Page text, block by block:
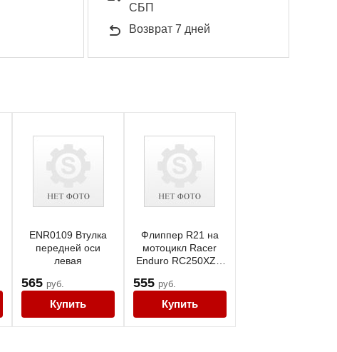
СБП
Возврат 7 дней
ENR0109 Втулка
передней оси
левая
565 руб.
Купить
Флиппер R21 на
мотоцикл Racer
Enduro RC250XZR
555 руб.
Купить